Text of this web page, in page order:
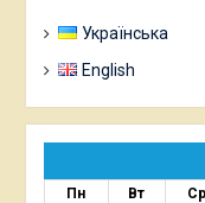
Українська
English
Пн Вт Ср